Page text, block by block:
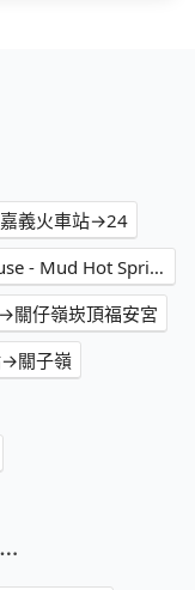
嘉義火車站→24
嘉義火車站→芳谷溫泉小棧 Fun Go House - Mud Hot Springs
關仔嶺崁頂福安宮
→關子嶺
⋯